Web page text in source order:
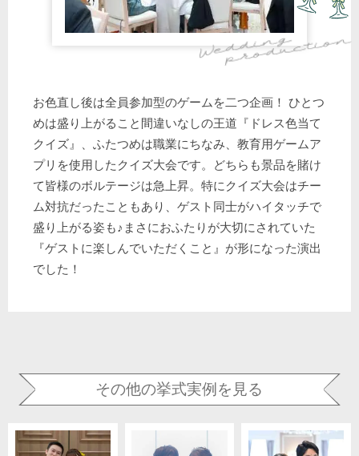
お色直し後は全員参加型のゲームを二つ企画！ ひとつ
めは盛り上がること間違いなしの王道『ドレス色当て
クイズ』、ふたつめは職業にちなみ、教育用ゲームア
プリを使用したクイズ大会です。どちらも景品を賭け
て皆様のボルテージは急上昇。特にクイズ大会はチー
ム対抗だったこともあり、ゲスト同士がハイタッチで
盛り上がる姿も♪まさにおふたりが大切にされていた
『ゲストに楽しんでいただくこと』が形になった演出
でした！
その他の挙式実例を見る